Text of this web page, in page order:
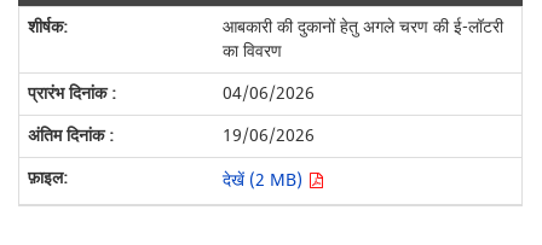
आबकारी की दुकानों हेतु अगले चरण की ई-लॉटरी
का विवरण
04/06/2026
19/06/2026
देखें (2 MB)